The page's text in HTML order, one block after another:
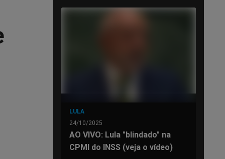
LULA
24/10/2025
AO VIVO: Lula "blindado" na
CPMI do INSS (veja o vídeo)